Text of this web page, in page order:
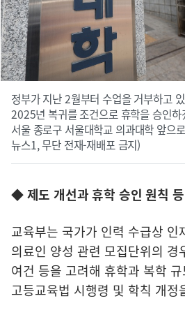
정부가 지난 2월부터 수업을 거부하고
2025년 복귀를 조건으로 휴학을 승인
서울 종로구 서울대학교 의과대학 앞으
뉴스1, 무단 전재-재배포 금지)
◆ 제도 개선과 휴학 승인 원칙
교육부는 국가가 인력 수급상 인
의료인 양성 관련 모집단위의 경
여건 등을 고려해 휴학과 복학
고등교육법 시행령 및 학칙 개정